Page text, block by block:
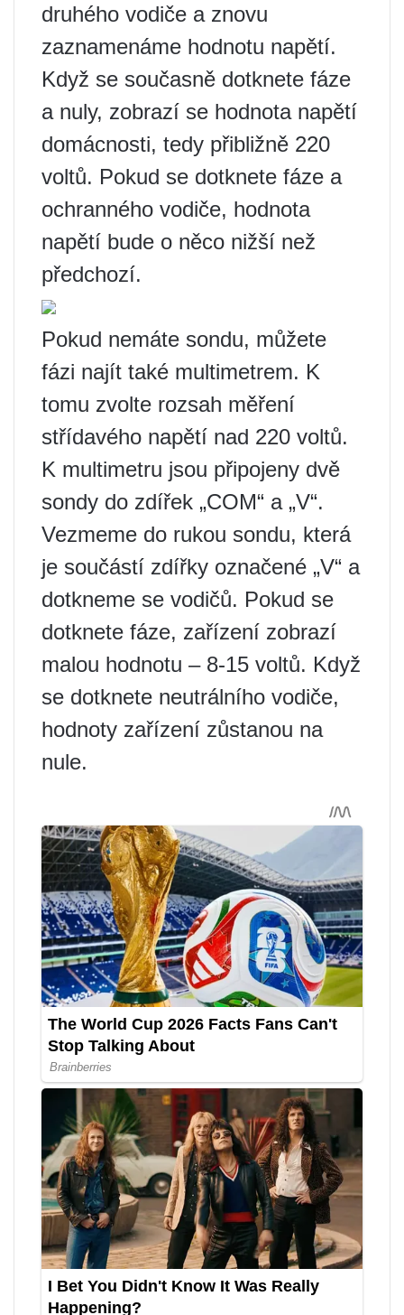
druhého vodiče a znovu
zaznamenáme hodnotu napětí.
Když se současně dotknete fáze
a nuly, zobrazí se hodnota napětí
domácnosti, tedy přibližně 220
voltů. Pokud se dotknete fáze a
ochranného vodiče, hodnota
napětí bude o něco nižší než
předchozí.
Pokud nemáte sondu, můžete
fázi najít také multimetrem. K
tomu zvolte rozsah měření
střídavého napětí nad 220 voltů.
K multimetru jsou připojeny dvě
sondy do zdířek „COM“ a „V“.
Vezmeme do rukou sondu, která
je součástí zdířky označené „V“ a
dotkneme se vodičů. Pokud se
dotknete fáze, zařízení zobrazí
malou hodnotu – 8-15 voltů. Když
se dotknete neutrálního vodiče,
hodnoty zařízení zůstanou na
nule.